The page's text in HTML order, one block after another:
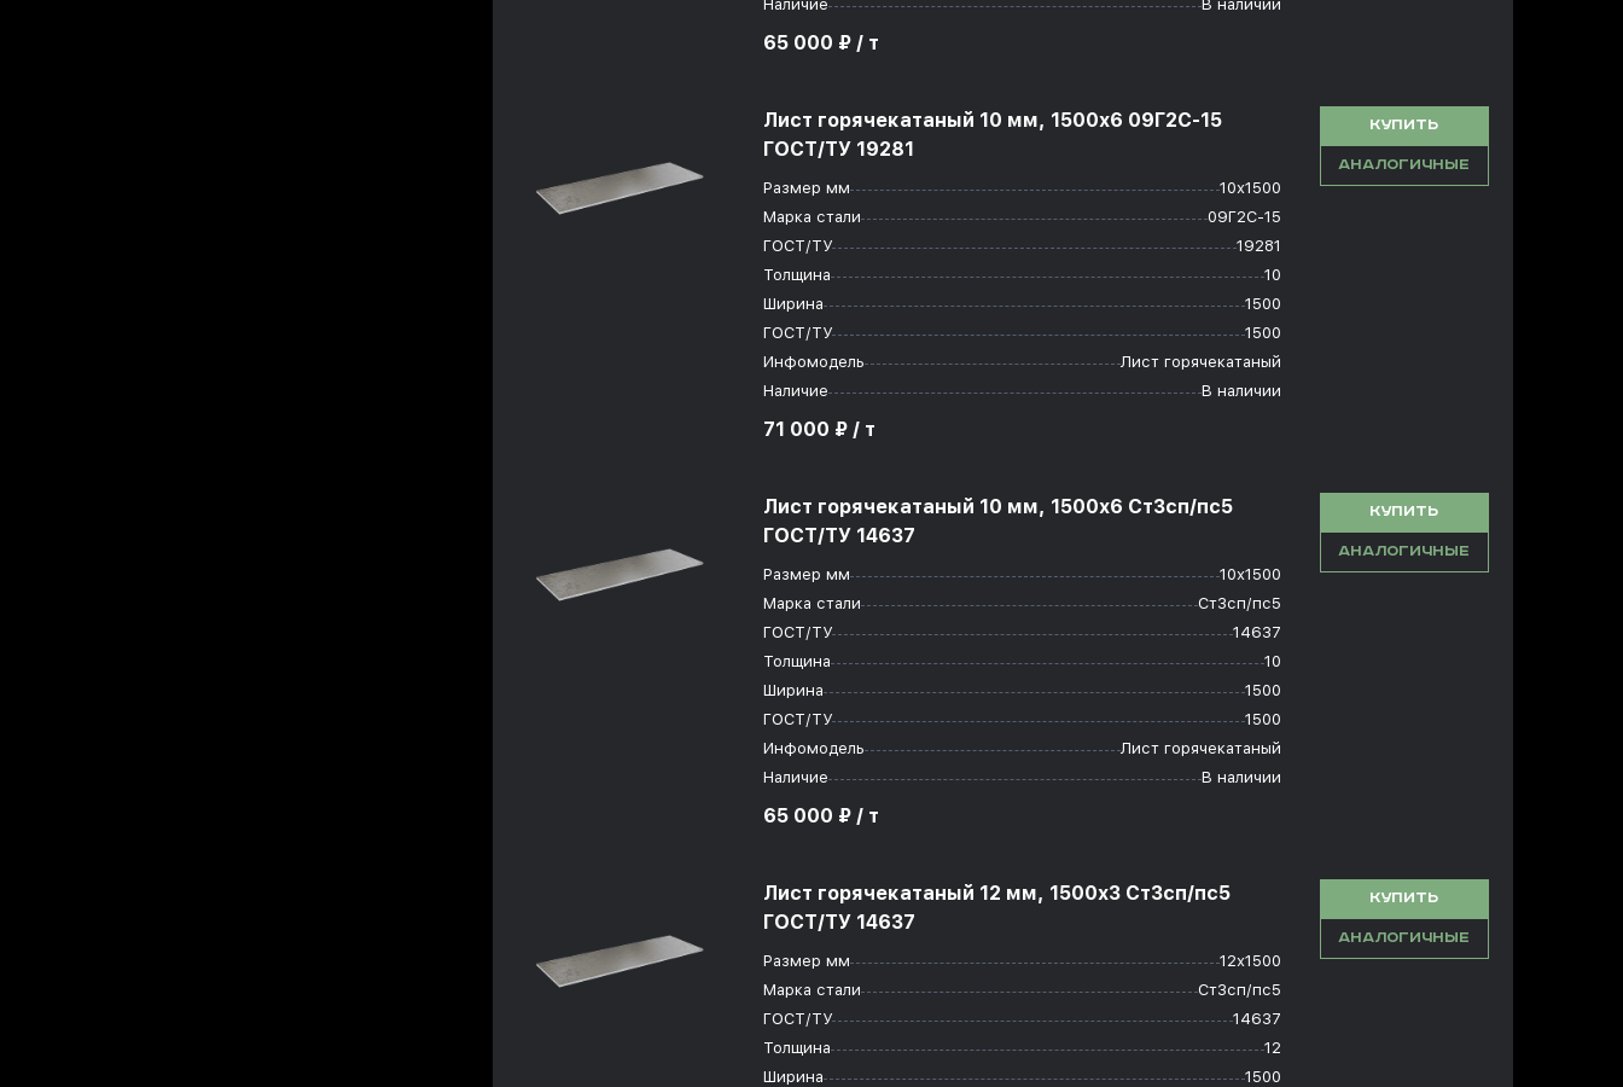
Наличие
В наличии
65 000 ₽ / т
Лист горячекатаный 10 мм, 1500x6 09Г2С-15
ГОСТ/ТУ 19281
Размер мм
10х1500
Марка стали
09Г2С-15
ГОСТ/ТУ
19281
Толщина
10
Ширина
1500
ГОСТ/ТУ
1500
Инфомодель
Лист горячекатаный
Наличие
В наличии
71 000 ₽ / т
КУПИТЬ
АНАЛОГИЧНЫЕ
Лист горячекатаный 10 мм, 1500x6 Ст3сп/пс5
ГОСТ/ТУ 14637
Размер мм
10х1500
Марка стали
Ст3сп/пс5
ГОСТ/ТУ
14637
Толщина
10
Ширина
1500
ГОСТ/ТУ
1500
Инфомодель
Лист горячекатаный
Наличие
В наличии
65 000 ₽ / т
КУПИТЬ
АНАЛОГИЧНЫЕ
Лист горячекатаный 12 мм, 1500x3 Ст3сп/пс5
ГОСТ/ТУ 14637
Размер мм
12х1500
Марка стали
Ст3сп/пс5
ГОСТ/ТУ
14637
Толщина
12
Ширина
1500
КУПИТЬ
АНАЛОГИЧНЫЕ